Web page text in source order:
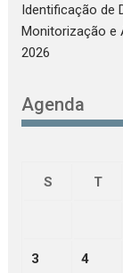
Identificação de
Monitorização e
2026
Agenda
S
T
3 4